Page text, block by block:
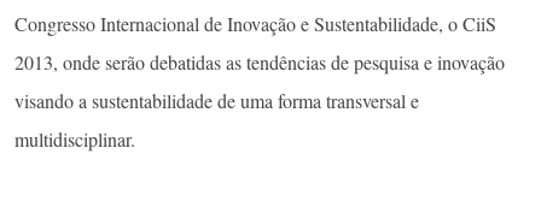
Congresso Internacional de Inovação e Sustentabilidade, o CiiS
2013, onde serão debatidas as tendências de pesquisa e inovação
visando a sustentabilidade de uma forma transversal e
multidisciplinar.